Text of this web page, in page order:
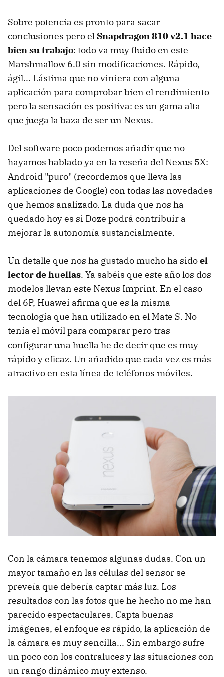
Sobre potencia es pronto para sacar
conclusiones pero el Snapdragon 810 v2.1 hace
bien su trabajo: todo va muy fluido en este
Marshmallow 6.0 sin modificaciones. Rápido,
ágil... Lástima que no viniera con alguna
aplicación para comprobar bien el rendimiento
pero la sensación es positiva: es un gama alta
que juega la baza de ser un Nexus.
Del software poco podemos añadir que no
hayamos hablado ya en la reseña del Nexus 5X:
Android "puro" (recordemos que lleva las
aplicaciones de Google) con todas las novedades
que hemos analizado. La duda que nos ha
quedado hoy es si Doze podrá contribuir a
mejorar la autonomía sustancialmente.
Un detalle que nos ha gustado mucho ha sidoel
lector de huellas. Ya sabéis que este año los dos
modelos llevan este Nexus Imprint. En el caso
del 6P, Huawei afirma que es la misma
tecnología que han utilizado en el Mate S. No
tenía el móvil para comparar pero tras
configurar una huella he de decir que es muy
rápido y eficaz. Un añadido que cada vez es más
atractivo en esta línea de teléfonos móviles.
Con la cámara tenemos algunas dudas. Con un
mayor tamaño en las células del sensor se
preveía que debería captar más luz. Los
resultados con las fotos que he hecho no me han
parecido espectaculares. Capta buenas
imágenes, el enfoque es rápido, la aplicación de
la cámara es muy sencilla... Sin embargo sufre
un poco con los contraluces y las situaciones con
un rango dinámico muy extenso.